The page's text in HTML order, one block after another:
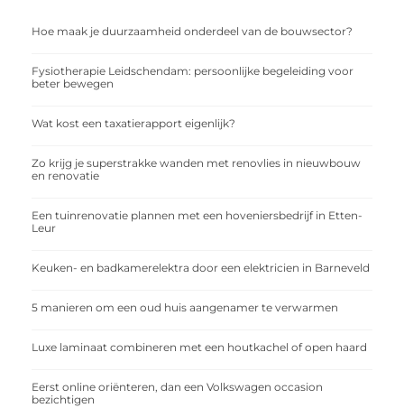
Hoe maak je duurzaamheid onderdeel van de bouwsector?
Fysiotherapie Leidschendam: persoonlijke begeleiding voor
beter bewegen
Wat kost een taxatierapport eigenlijk?
Zo krijg je superstrakke wanden met renovlies in nieuwbouw
en renovatie
Een tuinrenovatie plannen met een hoveniersbedrijf in Etten-
Leur
Keuken- en badkamerelektra door een elektricien in Barneveld
5 manieren om een oud huis aangenamer te verwarmen
Luxe laminaat combineren met een houtkachel of open haard
Eerst online oriënteren, dan een Volkswagen occasion
bezichtigen